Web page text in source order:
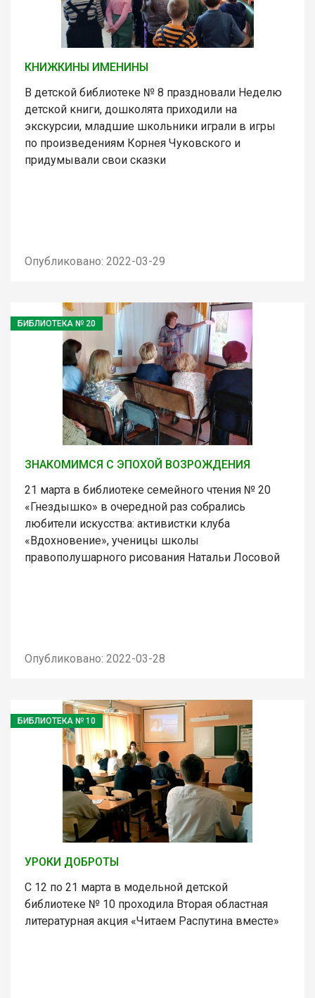
КНИЖКИНЫ ИМЕНИНЫ
В детской библиотеке № 8 праздновали Неделю
детской книги, дошколята приходили на
экскурсии, младшие школьники играли в игры
по произведениям Корнея Чуковского и
придумывали свои сказки
Опубликовано: 2022-03-29
БИБЛИОТЕКА № 20
ЗНАКОМИМСЯ С ЭПОХОЙ ВОЗРОЖДЕНИЯ
21 марта в библиотеке семейного чтения № 20
«Гнездышко» в очередной раз собрались
любители искусства: активистки клуба
«Вдохновение», ученицы школы
правополушарного рисования Натальи Лосовой
Опубликовано: 2022-03-28
БИБЛИОТЕКА № 10
УРОКИ ДОБРОТЫ
С 12 по 21 марта в модельной детской
библиотеке № 10 проходила Вторая областная
литературная акция «Читаем Распутина вместе»